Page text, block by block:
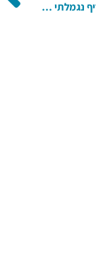
"בזכות אורן זריף נגמלתי מעישון!"